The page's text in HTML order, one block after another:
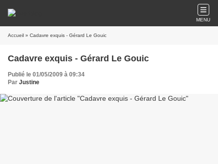
MENU
Accueil » Cadavre exquis - Gérard Le Gouic
Cadavre exquis - Gérard Le Gouic
Publié le 01/05/2009 à 09:34
Par Justine